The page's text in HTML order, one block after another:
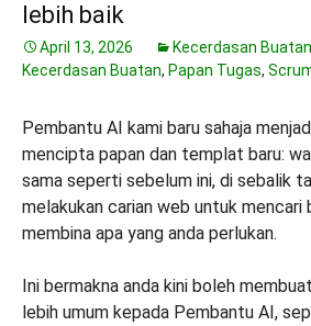
lebih baik
April 13, 2026 Kecerdasan Buatan
Kecerdasan Buatan, Papan Tugas,
Pembantu AI kami baru sahaja
mencipta papan dan templat baru:
sama seperti sebelum ini, di sebalik
melakukan carian web untuk mencari
membina apa yang anda perlukan.
Ini bermakna anda kini boleh
lebih umum kepada Pembantu AI,